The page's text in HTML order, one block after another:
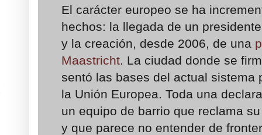
El carácter europeo se ha
hechos: la llegada de un
y la creación, desde 2006, de una
Maastricht. La ciudad donde se
sentó las bases del actual sistema
la Unión Europea. Toda una
un equipo de barrio que reclama
y que parece no entender de